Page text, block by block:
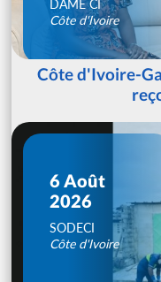
DAME CI
Côte d'Ivoire
Côte d'Ivoire-
6 Août
2026
SODECI
Côte d'Ivoire